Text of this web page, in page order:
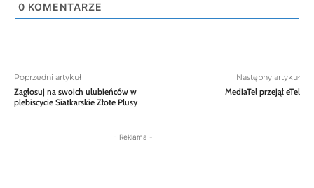
0 KOMENTARZE
Poprzedni artykuł
Zagłosuj na swoich ulubieńców w
plebiscycie Siatkarskie Złote Plusy
Następny artykuł
MediaTel przejął eTel
- Reklama -